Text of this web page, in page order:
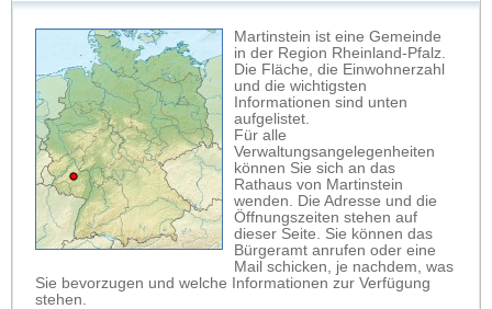
Martinstein ist eine Gemeinde
in der Region Rheinland-Pfalz.
Die Fläche, die Einwohnerzahl
und die wichtigsten
Informationen sind unten
aufgelistet.
Für alle
Verwaltungsangelegenheiten
können Sie sich an das
Rathaus von Martinstein
wenden. Die Adresse und die
Öffnungszeiten stehen auf
dieser Seite. Sie können das
Bürgeramt anrufen oder eine
Mail schicken, je nachdem, was
Sie bevorzugen und welche Informationen zur Verfügung
stehen.